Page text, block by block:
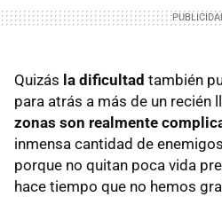
Quizás la dificultad también
para atrás a más de un recién
zonas son realmente
inmensa cantidad de
porque no quitan poca vida
hace tiempo que no hemos